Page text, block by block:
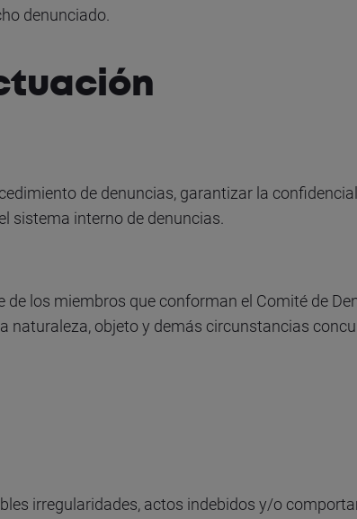
denunciado.
de denuncias, garantizar la
sistema interno de denuncias.
los miembros que conforman el Comité de
naturaleza, objeto y demás circunstancias
irregularidades, actos indebidos y/o